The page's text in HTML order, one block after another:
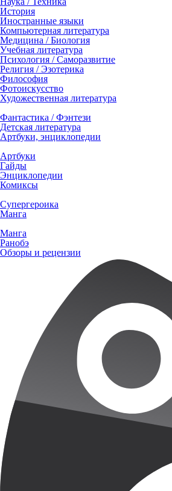
История
Иностранные языки
Компьютерная литература
Медицина / Биология
Учебная литература
Психология / Саморазвитие
Религия / Эзотерика
Философия
Фотоискусство
Художественная литература
Фантастика / Фэнтези
Детская литература
Артбуки, энциклопедии
Артбуки
Гайды
Энциклопедии
Комиксы
Супергероика
Манга
Манга
Ранобэ
Обзоры и рецензии